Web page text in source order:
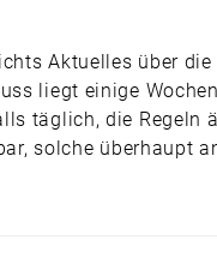
Aktuelles über
liegt einige
täglich, die
solche überhaupt